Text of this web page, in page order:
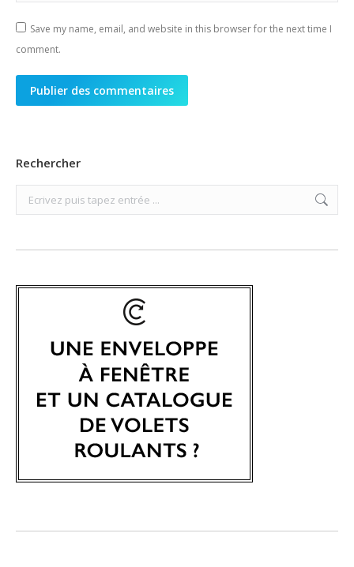
Save my name, email, and website in this browser for the next time I
comment.
Publier des commentaires
Rechercher
Search: